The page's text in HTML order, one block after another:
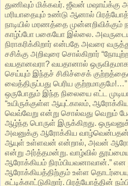
துணிவும் மிக்கவர். ஜீவன் மஷாய்க்கு
மரியாதையும் உண்டு ஆனால்
நாடியில் மரணத்தை முன்னறிவிக்கும்
காழ்ப்போ பகையோ இல்லை.
நிராகரிக்கிறார் என்பதே அவரை
சசிக்கு அறிவுரை சொல்கிறார்
வயதானவரா? வயதானால்
செய்யும் இந்தச் சிகிச்சைக்
வைத்திருப்பது பெரிய
ஒருபோதும் இந்த நிலையை எட்ட
“உயிருக்குள்ள ஆயுட்காலம்,
வெவ்வேறு என்று சொல்வது வெறும்
ஆழ்ந்த பொருள் இருக்கிறது.
அவனுக்கு ஆரோக்கிய
ஆயுள் உள்ளவன் என்றால், அவன்
என்று அர்த்தமன்று. வாழ்வில்
ஆரோக்கியம் நிரம்பியவனாவான்.”
ஆரோக்கியத்திற்கும் உள்ள
சுட்டிக்காட்டுகிறார். பிரத்யோத்தின்